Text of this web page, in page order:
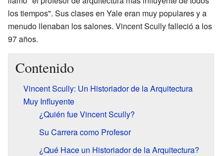
los tiempos". Sus clases en Yale eran muy populares y a
menudo llenaban los salones. Vincent Scully falleció a los
97 años.
Contenido
Vincent Scully: Un Historiador de la Arquitectura
Muy Influyente
¿Quién fue Vincent Scully?
Su Carrera como Profesor
¿Qué Hace un Historiador de la Arquitectura?